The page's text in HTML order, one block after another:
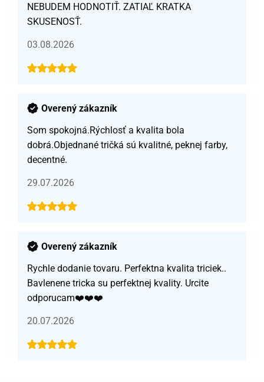
NEBUDEM HODNOTIŤ. ZATIAĽ KRATKA
SKUSENOSŤ.
03.08.2026
Overený zákazník
Som spokojná.Rýchlosť a kvalita bola
dobrá.Objednané tričká sú kvalitné, peknej farby,
decentné.
29.07.2026
Overený zákazník
Rychle dodanie tovaru. Perfektna kvalita triciek..
Bavlenene tricka su perfektnej kvality. Urcite
odporucam❤️❤️❤️
20.07.2026